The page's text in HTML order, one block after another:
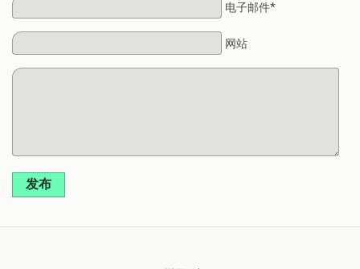
电子邮件*
网站
发布